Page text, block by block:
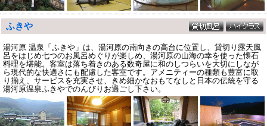
ふきや
湯河原 温泉「ふきや」は、湯河原の南向きの高台に位置し、貸切り露天風
呂をはじめ七つのお風呂めぐりが楽しめ、湯河原の山海の幸を使った懐石
料理を堪能。客室は落ち着きのある数奇屋に和のしつらいを大切にしなが
ら現代的な快適さにも配慮した客室です。アメニティーの種類も豊富に取
り揃え、サービスを充実させ、きめ細かなおもてなしと日本の伝統を守る
湯河原温泉ふきやでのんびりお過ごし下さい。